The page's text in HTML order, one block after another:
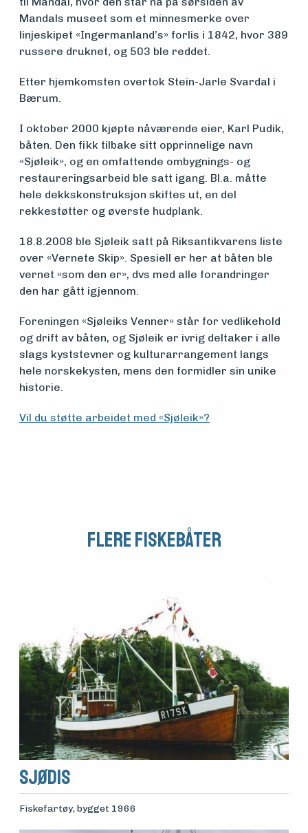
Mandals museet som et minnesmerke over
linjeskipet «Ingermanland’s» forlis i 1842, hvor 389
russere druknet, og 503 ble reddet.
Etter hjemkomsten overtok Stein-Jarle Svardal i
Bærum.
I oktober 2000 kjøpte nåværende eier, Karl Pudik,
båten. Den fikk tilbake sitt opprinnelige navn
«Sjøleik», og en omfattende ombygnings- og
restaureringsarbeid ble satt igang. Bl.a. måtte
hele dekkskonstruksjon skiftes ut, en del
rekkestøtter og øverste hudplank.
18.8.2008 ble Sjøleik satt på Riksantikvarens liste
over «Vernete Skip». Spesiell er her at båten ble
vernet «som den er», dvs med alle forandringer
den har gått igjennom.
Foreningen «Sjøleiks Venner» står for vedlikehold
og drift av båten, og Sjøleik er ivrig deltaker i alle
slags kyststevner og kulturarrangement langs
hele norskekysten, mens den formidler sin unike
historie.
Vil du støtte arbeidet med «Sjøleik»?
Flere fiskebåter
Sjødis
Fiskefartøy, bygget 1966